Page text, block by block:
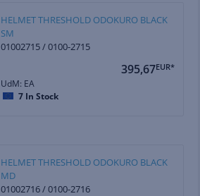
HELMET THRESHOLD ODOKURO BLACK
SM
01002715 / 0100-2715
395,67EUR*
UdM: EA
7 In Stock
HELMET THRESHOLD ODOKURO BLACK
MD
01002716 / 0100-2716